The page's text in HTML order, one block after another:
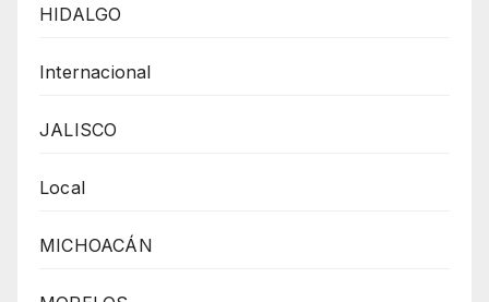
HIDALGO
Internacional
JALISCO
Local
MICHOACÁN